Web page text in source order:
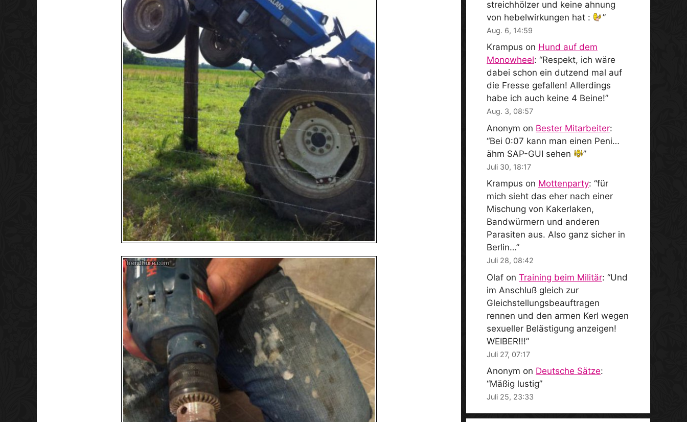
streichhölzer und keine ahnung
von hebelwirkungen hat :
”
Aug. 6, 14:59
Krampus on Hund auf dem
Monowheel: “Respekt, ich wäre
dabei schon ein dutzend mal auf
die Fresse gefallen! Allerdings
habe ich auch keine 4 Beine!”
Aug. 3, 08:57
Anonym on Bester Mitarbeiter:
“Bei 0:07 kann man einen Peni…
ähm SAP-GUI sehen
”
Juli 30, 18:17
Krampus on Mottenparty: “für
mich sieht das eher nach einer
Mischung von Kakerlaken,
Bandwürmern und anderen
Parasiten aus. Also ganz sicher in
Berlin…”
Juli 28, 08:42
Olaf on Training beim Militär: “Und
im Anschluß gleich zur
Gleichstellungsbeauftragen
rennen und den armen Kerl wegen
sexueller Belästigung anzeigen!
WEIBER!!!”
Juli 27, 07:17
Anonym on Deutsche Sätze:
“Mäßig lustig”
Juli 25, 23:33